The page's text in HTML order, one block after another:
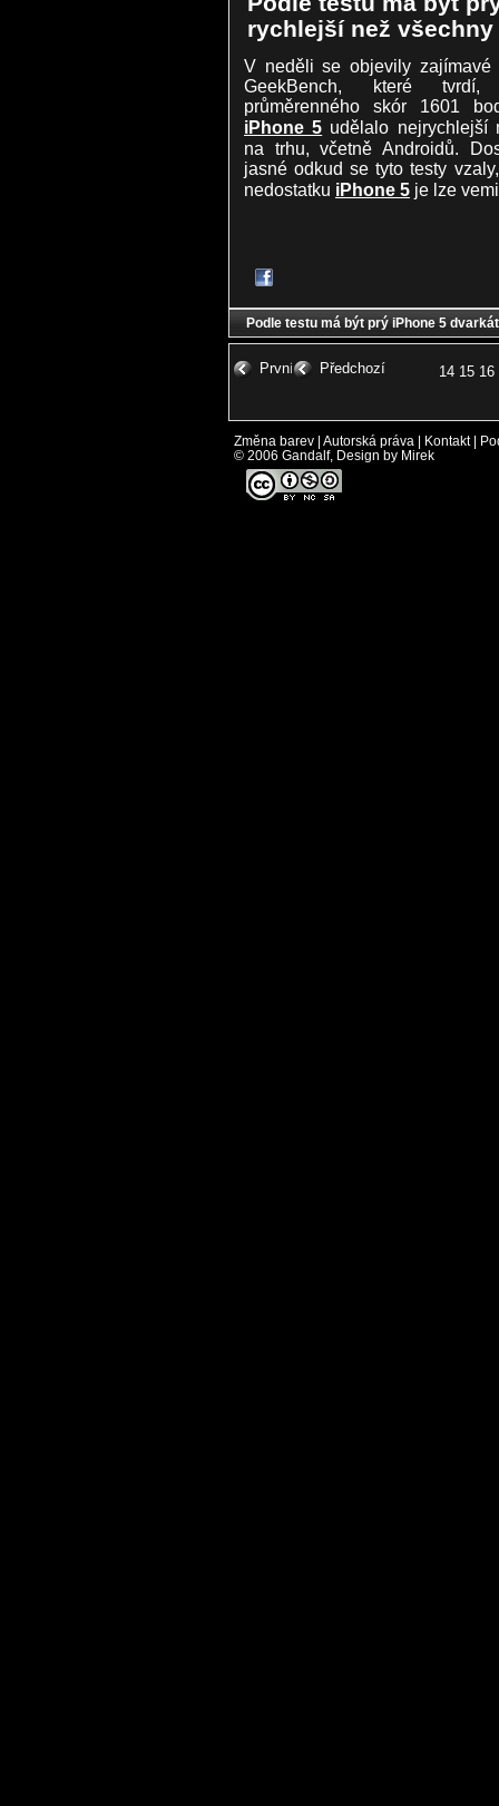
rychlejší než
V neděli se objevily zajímavé
GeekBench, které
průměrenného skór 1601
iPhone 5 udělalo nejrychlejší
na trhu, včetně Androidů.
jasné odkud se tyto testy
nedostatku iPhone 5je lze
Podle testu má být prý iPhone 5
První Předchozí 14 15 16
Změna barev | Autorská práva | Kontakt|
© 2006 Gandalf, Design by Mirek